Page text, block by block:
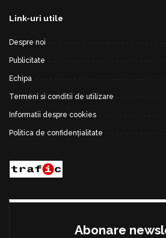
Link-uri utile
Despre noi
Publicitate
Echipa
Termeni si conditii de utilizare
Informatii despre cookies
Politica de confidențialitate
Abonare